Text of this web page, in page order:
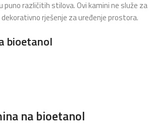
puno različitih stilova. Ovi kamini ne služe za
rješenje za uređenje prostora.
bioetanol
na bioetanol